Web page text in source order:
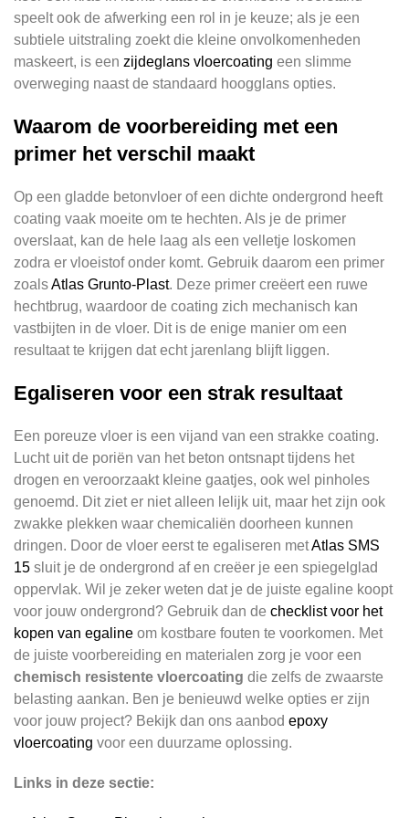
speelt ook de afwerking een rol in je keuze; als je een
subtiele uitstraling zoekt die kleine onvolkomenheden
maskeert, is een zijdeglans vloercoating een slimme
overweging naast de standaard hoogglans opties.
Waarom de voorbereiding met een
primer het verschil maakt
Op een gladde betonvloer of een dichte ondergrond heeft
coating vaak moeite om te hechten. Als je de primer
overslaat, kan de hele laag als een velletje loskomen
zodra er vloeistof onder komt. Gebruik daarom een primer
zoalsAtlas Grunto-Plast. Deze primer creëert een ruwe
hechtbrug, waardoor de coating zich mechanisch kan
vastbijten in de vloer. Dit is de enige manier om een
resultaat te krijgen dat echt jarenlang blijft liggen.
Egaliseren voor een strak resultaat
Een poreuze vloer is een vijand van een strakke coating.
Lucht uit de poriën van het beton ontsnapt tijdens het
drogen en veroorzaakt kleine gaatjes, ook wel pinholes
genoemd. Dit ziet er niet alleen lelijk uit, maar het zijn ook
zwakke plekken waar chemicaliën doorheen kunnen
dringen. Door de vloer eerst te egaliseren metAtlas SMS
15 sluit je de ondergrond af en creëer je een spiegelglad
oppervlak. Wil je zeker weten dat je de juiste egaline koopt
voor jouw ondergrond? Gebruik dan de checklist voor het
kopen van egaline om kostbare fouten te voorkomen. Met
de juiste voorbereiding en materialen zorg je voor een
chemisch resistente vloercoating die zelfs de zwaarste
belasting aankan. Ben je benieuwd welke opties er zijn
voor jouw project? Bekijk dan ons aanbod epoxy
vloercoating voor een duurzame oplossing.
Links in deze sectie: